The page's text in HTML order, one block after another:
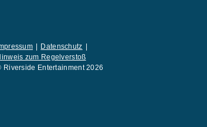
Datenschutz
zum Regelverstoß
Riverside Entertainment 2026